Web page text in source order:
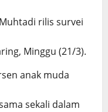
rilis survei
Minggu (21/3).
anak muda
sekali dalam